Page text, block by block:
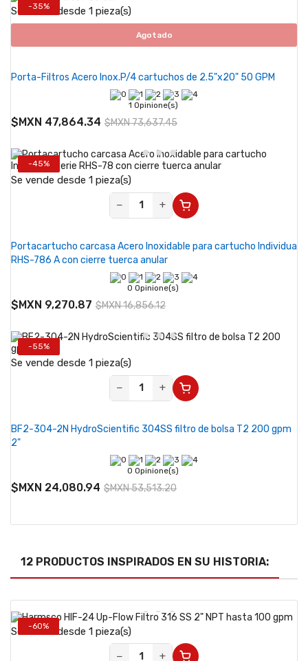
-35%
Se vende desde 1 pieza(s)
Agotado
Porta-Filtros Acero Inox.P/4 cartuchos de 2.5"x20" 50 GPM
1 Opinione(s)
$MXN 47,864.34 $MXN 73,637.45
-45%
Se vende desde 1 pieza(s)
−
+
Portacartucho carcasa Acero Inoxidable para cartucho Individua
RHS-786 A con cierre tuerca anular
0 Opinione(s)
$MXN 9,270.87 $MXN 16,856.12
-55%
Se vende desde 1 pieza(s)
−
+
BF2-304-2N HydroScientific 304SS filtro de bolsa T2 200 gpm
2"
0 Opinione(s)
$MXN 24,080.94 $MXN 53,513.20
12 PRODUCTOS INSPIRADOS EN SU HISTORIA:
-60%
Se vende desde 1 pieza(s)
−
+